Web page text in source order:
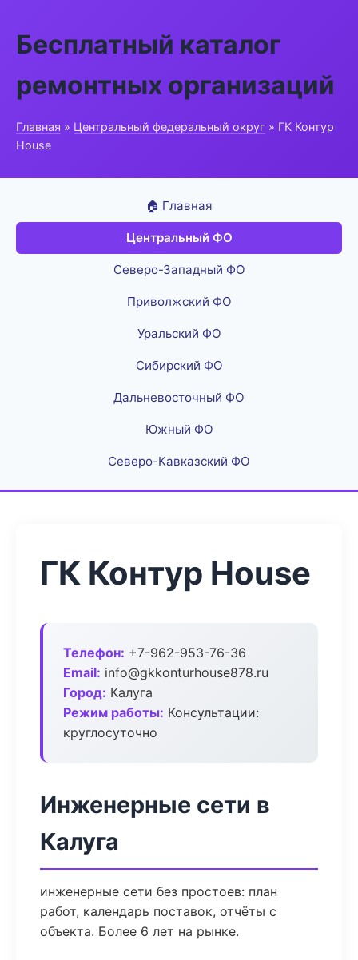
Бесплатный каталог
ремонтных организаций
Главная » Центральный федеральный округ » ГК Контур
House
🏠 Главная
Центральный ФО
Северо-Западный ФО
Приволжский ФО
Уральский ФО
Сибирский ФО
Дальневосточный ФО
Южный ФО
Северо-Кавказский ФО
ГК Контур House
Телефон: +7-962-953-76-36
Email: info@gkkonturhouse878.ru
Город: Калуга
Режим работы: Консультации:
круглосуточно
Инженерные сети в
Калуга
инженерные сети без простоев: план
работ, календарь поставок, отчёты с
объекта. Более 6 лет на рынке.